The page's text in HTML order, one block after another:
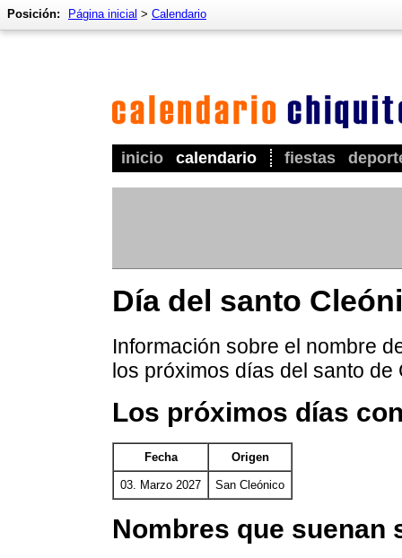
inicio calendario fiestas
Posición: Página inicial > Calendario
Día del santo
Información sobre el nombre
los próximos días del santo de
Los próximos días
Fecha Origen
03. Marzo 2027 San Cleónico
Nombres que suenan